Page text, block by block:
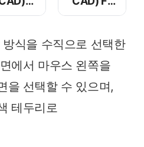
택한
하기 –
시성
키 도움말
변경하기
식을 수직으로 선택한
에서 마우스 왼쪽을
을 선택할 수 있으며,
테두리로